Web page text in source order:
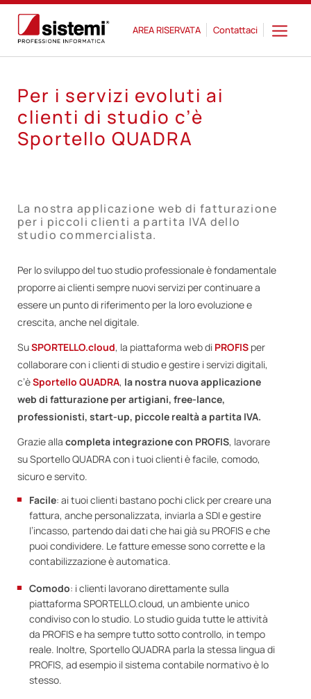
AREA RISERVATA Contattaci
Per i servizi evoluti ai
clienti di studio c’è
Sportello QUADRA
La nostra applicazione web di fatturazione
per i piccoli clienti a partita IVA dello
studio commercialista.
Per lo sviluppo del tuo studio professionale è fondamentale
proporre ai clienti sempre nuovi servizi per continuare a
essere un punto di riferimento per la loro evoluzione e
crescita, anche nel digitale.
SuSPORTELLO.cloud, la piattaforma web di PROFIS per
collaborare con i clienti di studio e gestire i servizi digitali,
c’èSportello QUADRA, la nostra nuovaapplicazione
web di fatturazione per artigiani, free-lance,
professionisti, start-up, piccole realtà a partita IVA.
Grazie alla completa integrazione con PROFIS, lavorare
su Sportello QUADRA con i tuoi clienti è facile, comodo,
sicuro e servito.
Facile: ai tuoi clienti bastano pochi click per creare una
fattura, anche personalizzata, inviarla a SDI e gestire
l’incasso, partendo dai dati che hai già su PROFIS e che
puoi condividere. Le fatture emesse sono corrette e la
contabilizzazione è automatica.
Comodo: i clienti lavorano direttamente sulla
piattaforma SPORTELLO.cloud, un ambiente unico
condiviso con lo studio. Lo studio guida tutte le attività
da PROFIS e ha sempre tutto sotto controllo, in tempo
reale. Inoltre, Sportello QUADRA parla la stessa lingua di
PROFIS, ad esempio il sistema contabile normativo è lo
stesso.